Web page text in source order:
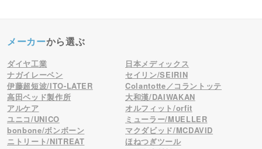
メーカーから選ぶ
ダイヤ工業
日本メディックス
ナガイレーベン
セイリン/SEIRIN
伊藤超短波/ITO-LATER
Colantotte／コラントッテ
高田ベッド製作所
大和漢/DAIWAKAN
アルケア
オルフィット/orfit
ユニコ/UNICO
ミューラー/MUELLER
bonbone/ボンボーン
マクダビッド/MCDAVID
ニトリート/NITREAT
ほねつぎツール